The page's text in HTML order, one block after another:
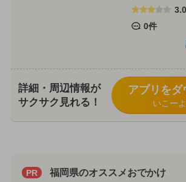
3.0
0件
詳細・周辺情報が
サクサク見れる！
アプリをダ
いこー
PR 福岡県のオススメおでかけ